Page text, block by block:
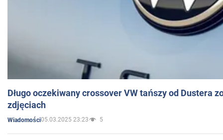
Długo oczekiwany crossover VW tańszy od Dustera
zdjęciach
Wiadomości05.03.2025 23:23 5